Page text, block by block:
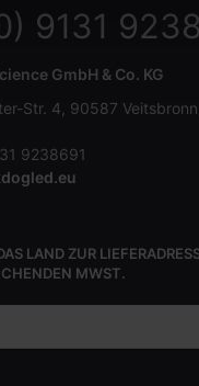
9131
GmbH & Co. KG
Str. 4, 90587
9238691
LAND ZUR
MWST.